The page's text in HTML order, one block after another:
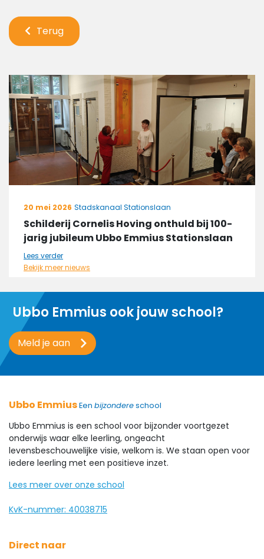
Terug
20 mei 2026 Stadskanaal Stationslaan
Schilderij Cornelis Hoving onthuld bij 100-
jarig jubileum Ubbo Emmius Stationslaan
Lees verder
Bekijk meer nieuws
Ubbo Emmius ook jouw school?
Meld je aan
Ubbo EmmiusEen bijzondereschool
Ubbo Emmius is een school voor bijzonder voortgezet
onderwijs waar elke leerling, ongeacht
levensbeschouwelijke visie, welkom is. We staan open voor
iedere leerling met een positieve inzet.
Lees meer over onze school
KvK-nummer: 40038715
Direct naar